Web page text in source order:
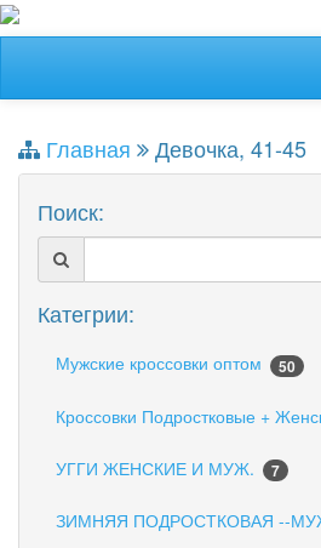
Главная
Девочка, 41-45
Поиск:
Категрии:
Мужские кроссовки оптом 50
Кроссовки Подростковые +
УГГИ ЖЕНСКИЕ И МУЖ. 7
ЗИМНЯЯ ПОДРОСТКОВАЯ --